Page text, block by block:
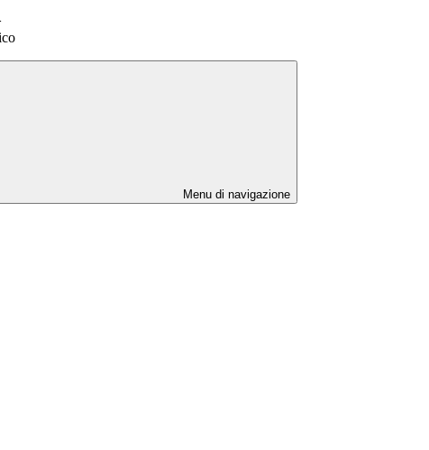
Menu di navigazione